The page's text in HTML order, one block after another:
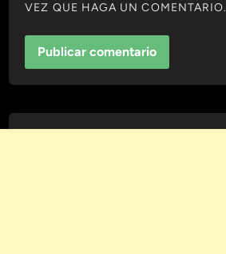
VEZ QUE HAGA UN COMENTARIO.